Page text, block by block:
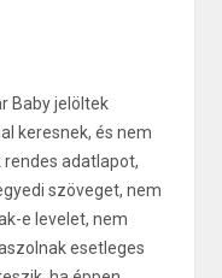
Baby jelöltek
keresnek, és nem
adatlapot,
szöveget, nem
e levelet, nem
esetleges